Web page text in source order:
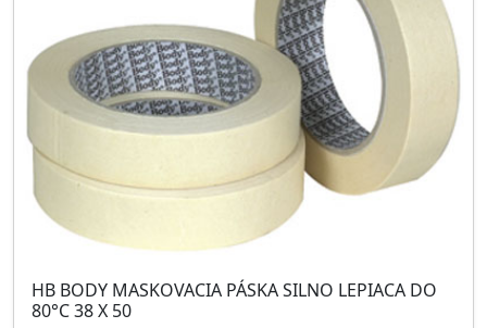
HB BODY MASKOVACIA PÁSKA SILNO LEPIACA DO
80°C 38 X 50